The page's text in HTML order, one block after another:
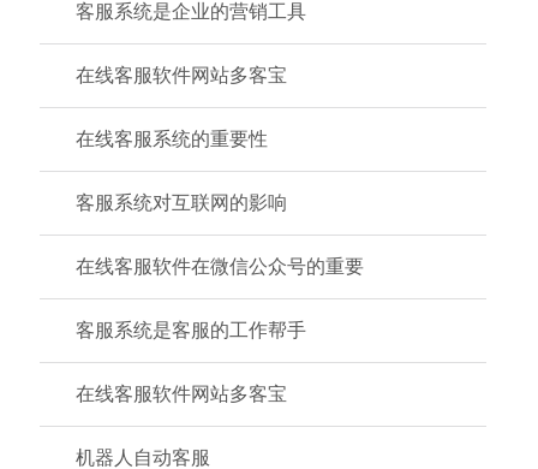
客服系统是企业的营销工具
在线客服软件网站多客宝
在线客服系统的重要性
客服系统对互联网的影响
在线客服软件在微信公众号的重要
客服系统是客服的工作帮手
在线客服软件网站多客宝
机器人自动客服